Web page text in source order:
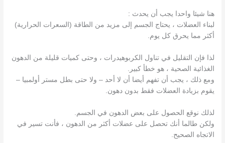
هنا شيئا واحدا يجب أن يحدث :
لبناء العضلات ، يحتاج الجسم إلى مزيد من الطاقة (السعرات الحرارية)
أكثر مما يحرق كل يوم.
لذا فإن التقليل في تناول الكربوهيدرات ، وحتى كميات قليلة من الدهون
الغذائية الصحية ، هو خطأ كبير.
ومع ذلك ، يجب أن تفهم أيضا أن لا أحد – ولا حتى بطل مستر أولمبيا –
يقوم بزيادة العضلات فقط بدون دهون.
لذلك نوقع الحصول على بعض الدهون في الجسم.
ولكن طالما أنك تحصل على عضلات أكثر من الدهون ، فأنت تسير في
الاتجاه الصحيح.